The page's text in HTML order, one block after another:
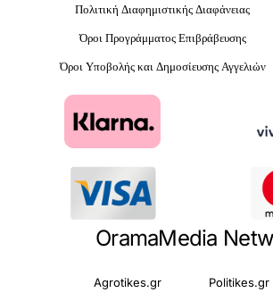
Πολιτική Διαφημιστικής Διαφάνειας
Όροι Προγράμματος Επιβράβευσης
Όροι Υποβολής και Δημοσίευσης Αγγελιών
OramaMedia
Agrotikes.gr Politikes.gr